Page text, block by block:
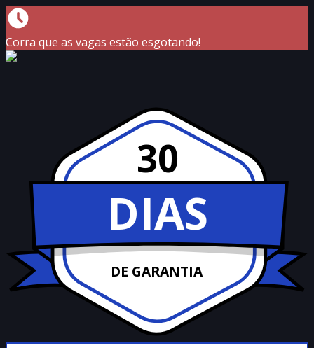
Corra que as vagas estão esgotando!
30
DIAS
DE GARANTIA